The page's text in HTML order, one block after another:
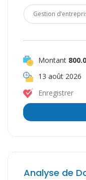
Gestion
Montant
13 août 2026
Enregistrer
Analyse de